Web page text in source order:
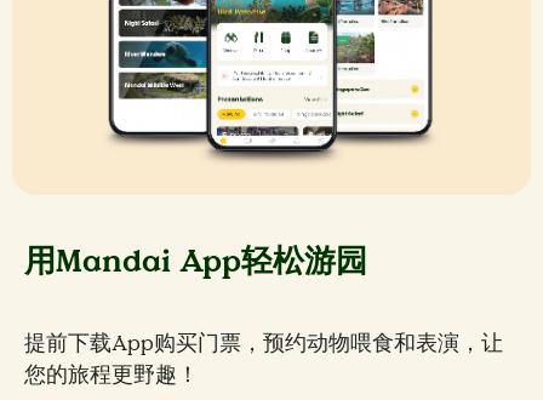
用Mandai App轻松游园
提前下载App购买门票，预约动物喂食和表演，让
您的旅程更野趣！